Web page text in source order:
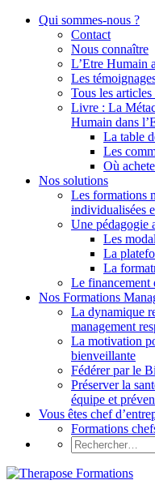
Qui sommes-nous ?
Contact
Nous connaître
L’Etre Humain
Les
Tous les
Livre : La
Humain dans
La table
Les
Où
Nos solutions
Les formations
individualisées
Une pédagogie
Les
La
La
Le financement
Nos Formations
La dynamique
management
La motivation
bienveillante
Fédérer par le
Préserver la
équipe et
Vous êtes chef
Formations